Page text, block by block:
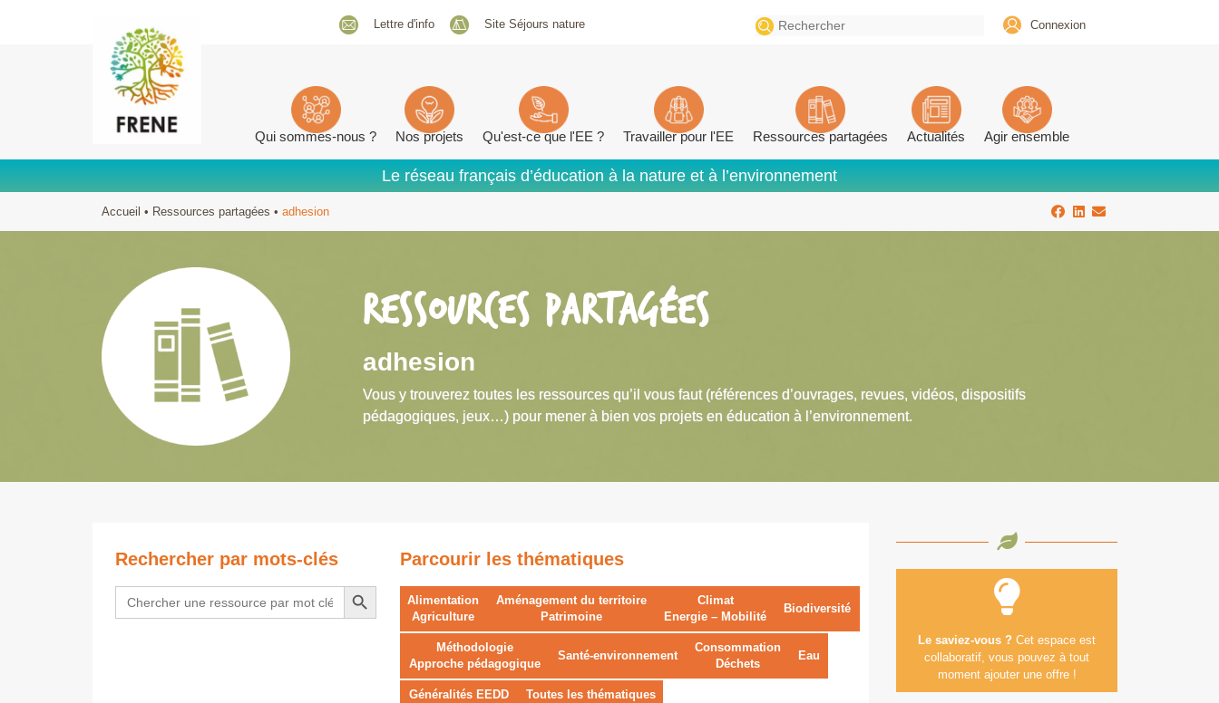
Lettre d'info Site Séjours nature
Search
for:
Connexion
Qui sommes-nous ? Nos projets Qu'est-ce que l'EE ? Travailler pour l'EE Ressources partagées Actualités Agir ensemble
Le réseau français d’éducation à la nature et à l’environnement
Accueil • Ressources partagées • adhesion
RESSOURCES PARTAGÉES
adhesion
Vous y trouverez toutes les ressources qu’il vous faut (références d’ouvrages, revues, vidéos, dispositifs
pédagogiques, jeux…) pour mener à bien vos projets en éducation à l’environnement.
Rechercher par mots-clés
Search
for:
Search Button
Parcourir les thématiques
Alimentation
Agriculture
Aménagement du territoire
Patrimoine
Climat
Energie – Mobilité
Biodiversité
Méthodologie
Approche pédagogique
Santé-environnement
Consommation
Déchets
Eau
Généralités EEDD Toutes les thématiques
Le saviez-vous ?Cet espace est
collaboratif, vous pouvez à tout
moment ajouter une offre !